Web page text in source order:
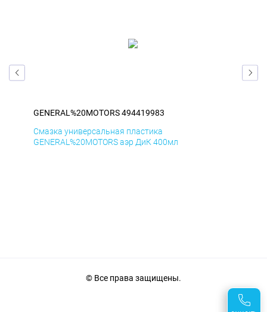
GENERAL%20MOTORS 494419983
Смазка универсальная пластика
GENERAL%20MOTORS аэр ДиК 400мл
© Все права защищены.